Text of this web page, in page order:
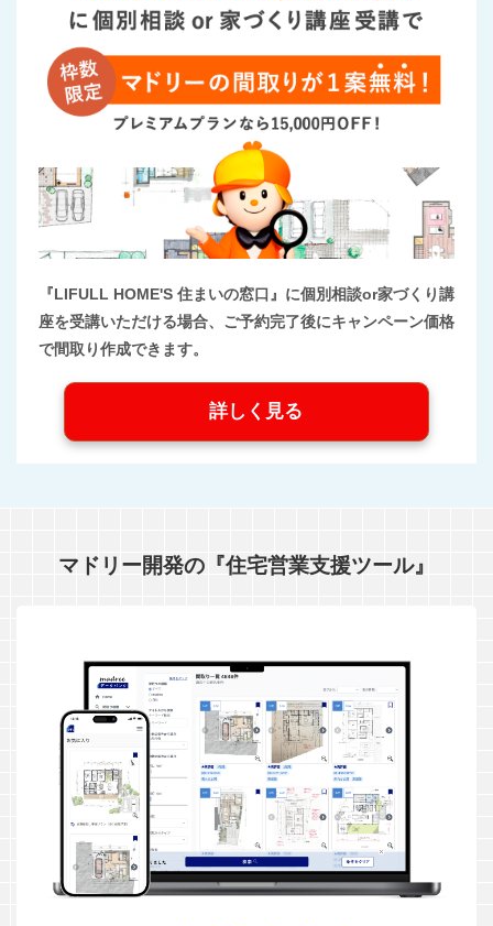
『LIFULL HOME'S 住まいの窓口』に個別相談or家づくり講
座を受講いただける場合、ご予約完了後にキャンペーン価格
で間取り作成できます。
詳しく見る
マドリー開発の『住宅営業支援ツール』